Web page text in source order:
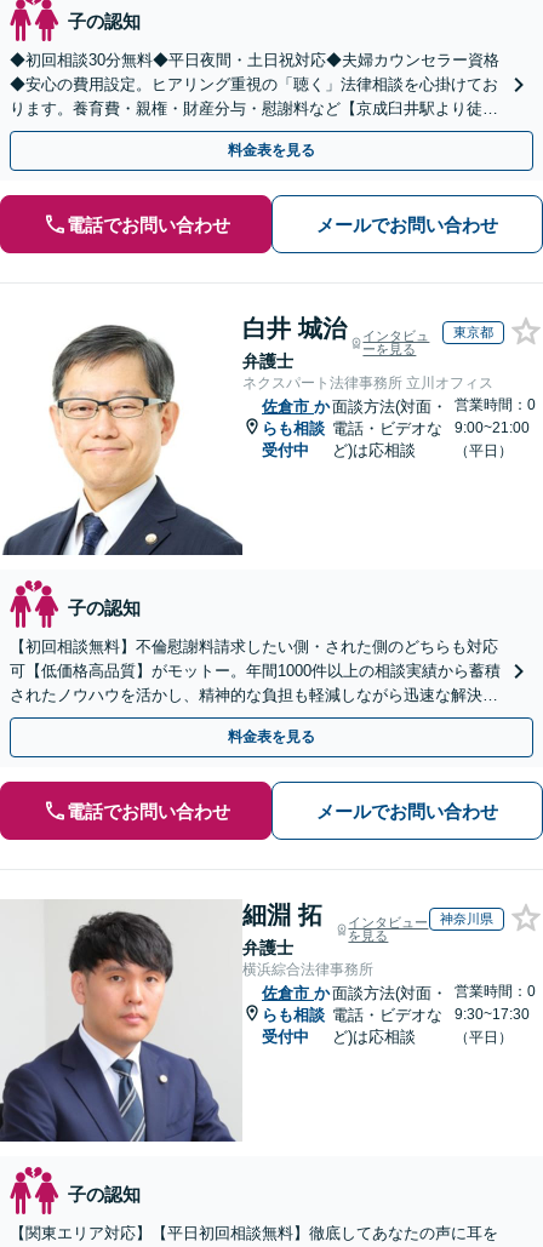
子の認知
◆初回相談30分無料◆平日夜間・土日祝対応◆夫婦カウンセラー資格
◆安心の費用設定。ヒアリング重視の「聴く」法律相談を心掛けてお
ります。養育費・親権・財産分与・慰謝料など【京成臼井駅より徒歩
8分】完全個室／キッズスペース有
料金表を見る
電話でお問い合わせ メールでお問い合わせ
白井 城治
弁護士
インタビュ
ーを見る
東京都
ネクスパート法律事務所 立川オフィス
佐倉市 か
らも相談
受付中
面談方法(対面・
電話・ビデオな
ど)は応相談
営業時間：0
9:00~21:00
（平日）
子の認知
【初回相談無料】不倫慰謝料請求したい側・された側のどちらも対応
可【低価格高品質】がモットー。年間1000件以上の相談実績から蓄積
されたノウハウを活かし、精神的な負担も軽減しながら迅速な解決を
目指します。【休日・夜間相談あり】【ビデオ面談可】
料金表を見る
電話でお問い合わせ メールでお問い合わせ
細淵 拓
弁護士
インタビュー
を見る
神奈川県
横浜綜合法律事務所
佐倉市 か
らも相談
受付中
面談方法(対面・
電話・ビデオな
ど)は応相談
営業時間：0
9:30~17:30
（平日）
子の認知
【関東エリア対応】【平日初回相談無料】徹底してあなたの声に耳を